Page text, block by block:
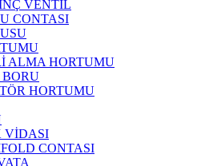
VENTİL
CONTASI
ALMA HORTUMU
HORTUMU
VİDASI
CONTASI